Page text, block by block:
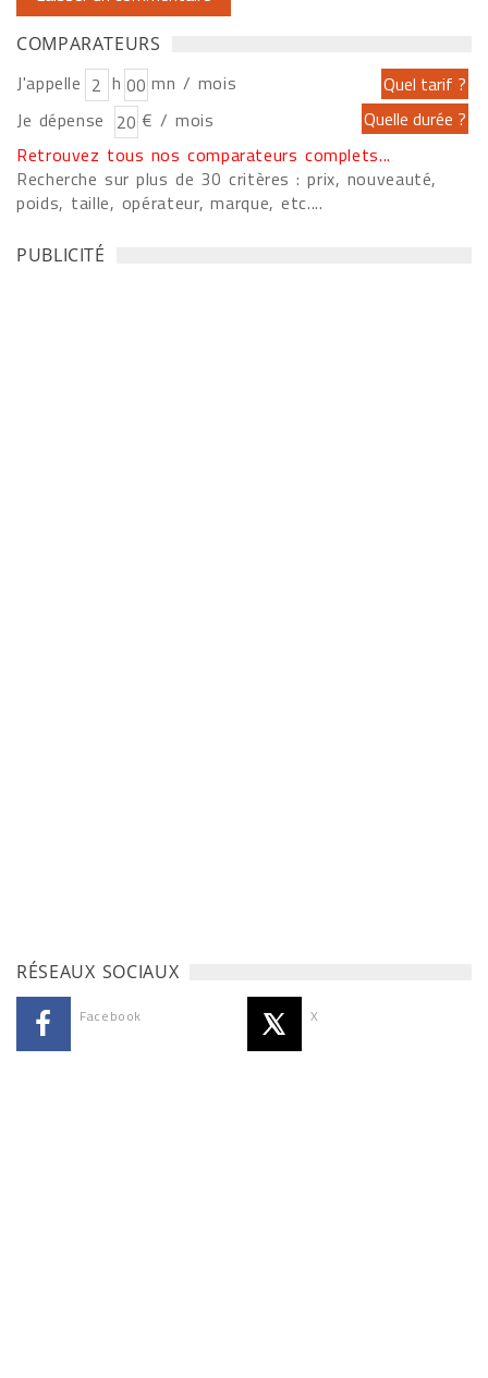
COMPARATEURS
J'appelle h
mn / mois
Je dépense
€ / mois
Retrouvez tous nos comparateurs complets...
Recherche sur plus de 30 critères : prix, nouveauté,
poids, taille, opérateur, marque, etc....
PUBLICITÉ
RÉSEAUX SOCIAUX
Facebook X